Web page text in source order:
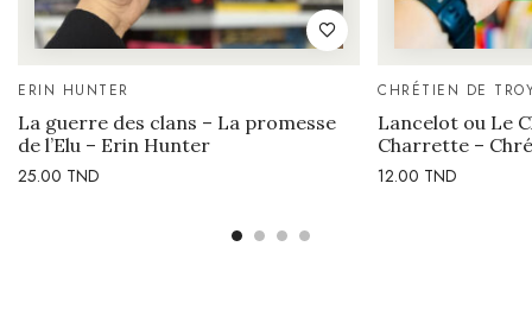
ERIN HUNTER
La guerre des clans – La promesse
de l’Elu – Erin Hunter
25.00 TND
CHRÉTIEN DE
Lancelot ou Le
Charrette –
12.00 TND